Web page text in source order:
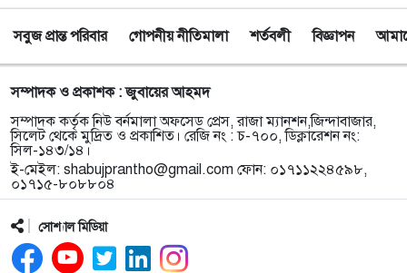
সবুজ প্রান্ত পরিবার গোপনীয় নীতিমালা শর্তবলী বিজ্ঞাপন
সম্পাদক ও প্রকাশক : জুবায়ের আহমদ
সম্পাদক কর্তৃক নিউ বর্নমালা অফসেড প্রেস, রাজা ম্যানশন,জিন্দাবাজার,
সিলেট থেকে মুদ্রিত ও প্রকাশিত। রেজি নং : চ-৭০০, ডিক্লারেশন নং:
সিল-১৪৩/১৪।
ই-মেইল: shabujprantho@gmail.com ফোন: ০১৭১১২২৪৫৯৮,
০১৭১৫-৮০৮৮০৪
সোশ্যাল মিডিয়া